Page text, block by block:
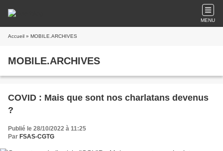
MENU
Accueil » MOBILE.ARCHIVES
MOBILE.ARCHIVES
COVID : Mais que sont nos charlatans devenus
?
Publié le 28/10/2022 à 11:25
Par FSAS-CGTG